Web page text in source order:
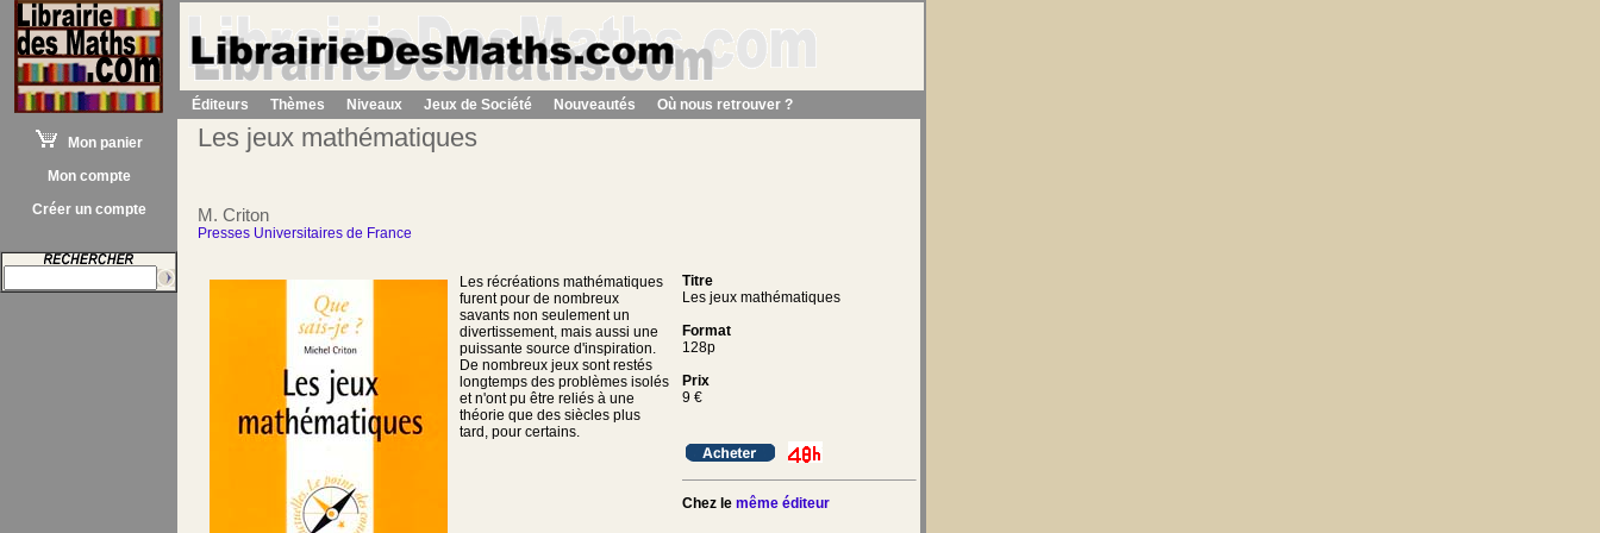
Mon panier
Mon compte
Créer un compte
Éditeurs Thèmes Niveaux Jeux de Société Nouveautés Où nous retrouver ?
Les jeux mathématiques
M. Criton
Presses Universitaires de France
Les récréations mathématiques
furent pour de nombreux
savants non seulement un
divertissement, mais aussi une
puissante source d'inspiration.
De nombreux jeux sont restés
longtemps des problèmes isolés
et n'ont pu être reliés à une
théorie que des siècles plus
tard, pour certains.
Titre
Les jeux mathématiques
Format
128p
Prix
9 €
Chez le même éditeur